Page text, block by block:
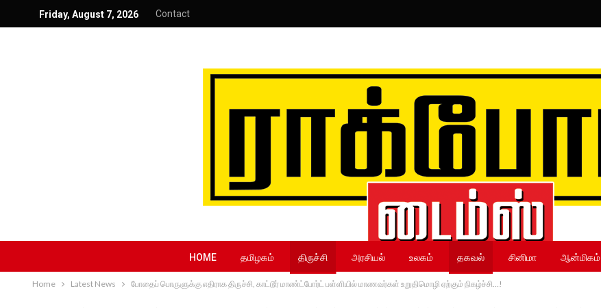
Friday, August 7, 2026 Contact
HOME தமிழகம் திருச்சி அரசியல் உலகம் தகவல் சினிமா ஆன்மிகம்
Home Latest News போதைப் பொருளுக்கு எதிராக திருச்சி, காட்டூர் மாண்ட்போர்ட் பள்ளியில் மாணவர்கள் உறுதிமொழி ஏற்கும் நிகழ்ச்சி…!